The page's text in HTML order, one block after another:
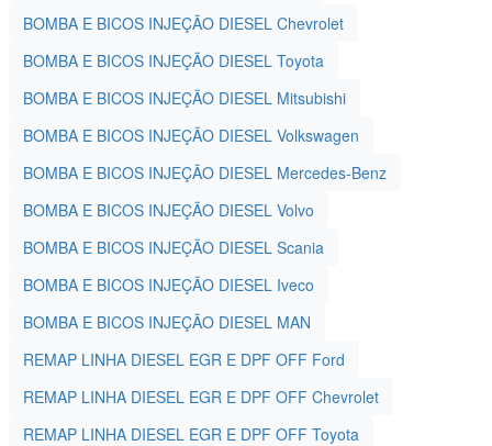
BOMBA E BICOS INJEÇÃO DIESEL Chevrolet
BOMBA E BICOS INJEÇÃO DIESEL Toyota
BOMBA E BICOS INJEÇÃO DIESEL Mitsubishi
BOMBA E BICOS INJEÇÃO DIESEL Volkswagen
BOMBA E BICOS INJEÇÃO DIESEL Mercedes-Benz
BOMBA E BICOS INJEÇÃO DIESEL Volvo
BOMBA E BICOS INJEÇÃO DIESEL Scania
BOMBA E BICOS INJEÇÃO DIESEL Iveco
BOMBA E BICOS INJEÇÃO DIESEL MAN
REMAP LINHA DIESEL EGR E DPF OFF Ford
REMAP LINHA DIESEL EGR E DPF OFF Chevrolet
REMAP LINHA DIESEL EGR E DPF OFF Toyota